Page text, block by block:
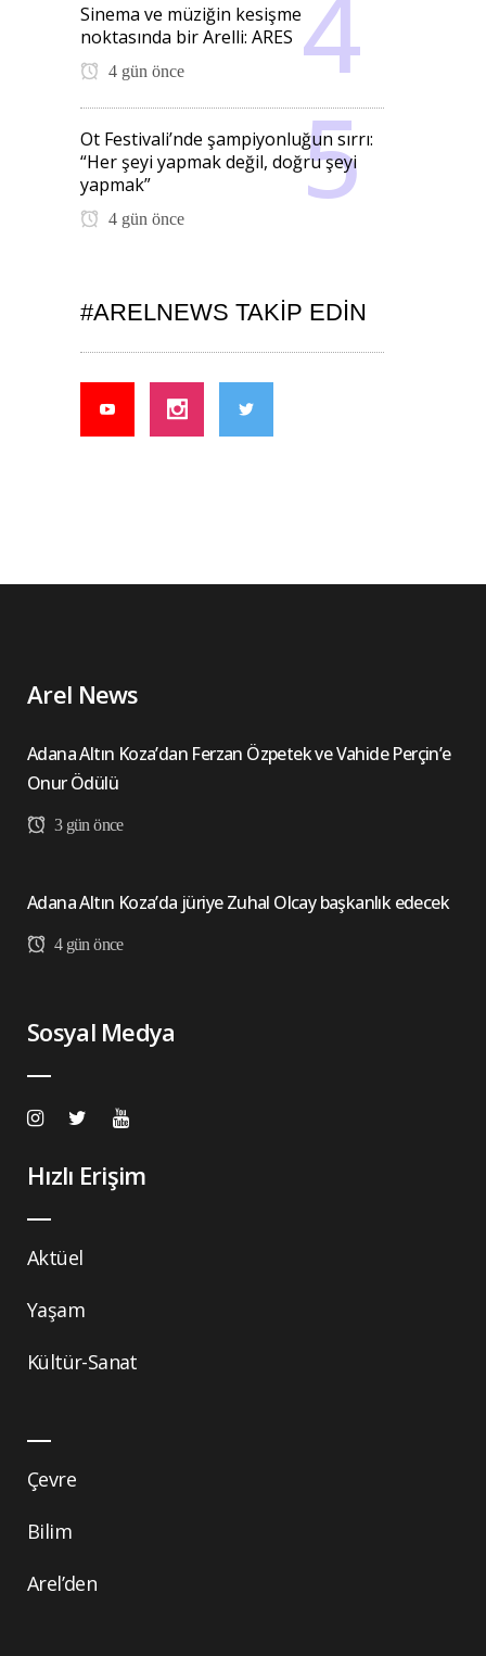
Sinema ve müziğin kesişme
noktasında bir Arelli: ARES
4 gün önce
Ot Festivali’nde şampiyonluğun sırrı:
“Her şeyi yapmak değil, doğru şeyi
yapmak”
4 gün önce
#ARELNEWS TAKIP EDIN
Arel News
Adana Altın Koza’dan Ferzan Özpetek ve Vahide Perçin’e
Onur Ödülü
3 gün önce
Adana Altın Koza’da jüriye Zuhal Olcay başkanlık edecek
4 gün önce
Sosyal Medya
Hızlı Erişim
Aktüel
Yaşam
Kültür-Sanat
Çevre
Bilim
Arel’den